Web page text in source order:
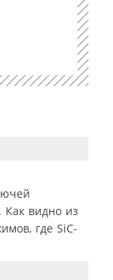
видно из
где SiC-